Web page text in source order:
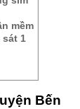
mềm
sát 1
Bến